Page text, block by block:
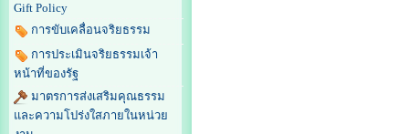
Gift Policy
การขับเคลื่อนจริยธรรม
การประเมินจริยธรรมเจ้า
หน้าที่ของรัฐ
มาตรการส่งเสริมคุณธรรม
และความโปร่งใสภายในหน่วย